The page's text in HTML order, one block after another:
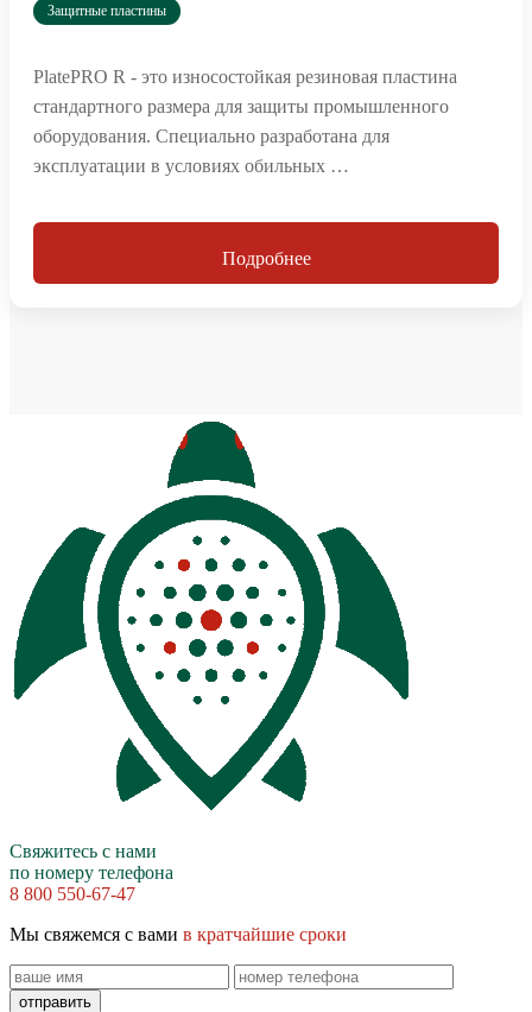
Защитные пластины
PlatePRO R - это износостойкая резиновая пластина
стандартного размера для защиты промышленного
оборудования. Специально разработана для
эксплуатации в условиях обильных …
Подробнее
Свяжитесь с нами
по номеру телефона
8 800 550-67-47
Мы свяжемся с вами в кратчайшие сроки
отправить